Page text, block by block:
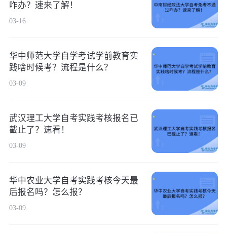
咋办？速来了解！
03-16
华中师范大学自学考试学前教育实
践啥时候考？流程是什么？
03-09
武汉理工大学自考实践考核报名已
截止了？速看！
03-09
华中农业大学自考实践考核今天最
后报名吗？怎么报？
03-09